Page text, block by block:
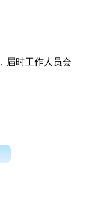
届时工作人员会